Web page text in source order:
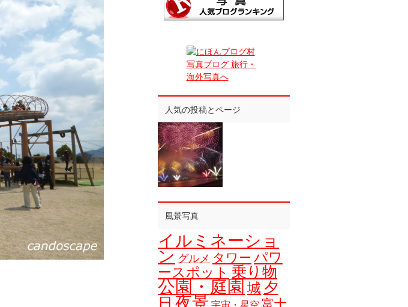
人気の投稿とページ
風景写真
イルミネーショ
ン グルメ タワー パワ
ースポット 乗り物
公園・庭園 城 夕
日 夜景 宇宙・星空 富士